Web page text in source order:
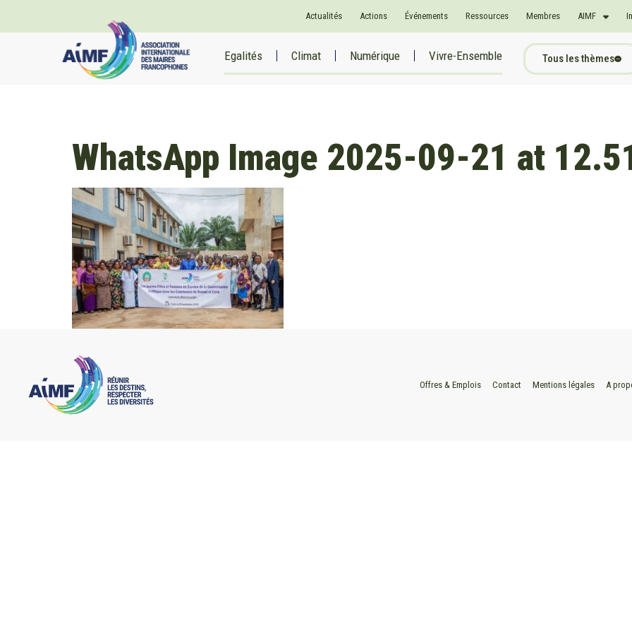
Actualités Actions Événements Ressources Membres AIMF
Egalités Climat Numérique Vivre-Ensemble Tous les thèmes
WhatsApp Image 2025-09-21 at
Offres & Emplois Contact Mentions légales A